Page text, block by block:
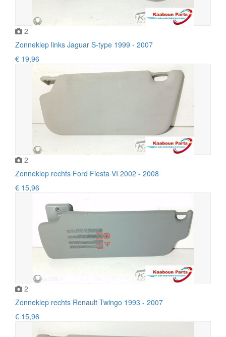
2
Zonneklep links Jaguar S-type 1999 - 2007
€ 19,96
2
Zonneklep rechts Ford Fiesta VI 2002 - 2008
€ 15,96
2
Zonneklep rechts Renault Twingo 1993 - 2007
€ 15,96